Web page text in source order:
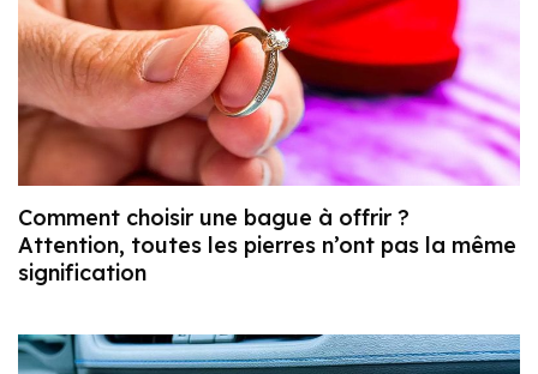
Comment choisir une bague à offrir ?
Attention, toutes les pierres n’ont pas la même
signification